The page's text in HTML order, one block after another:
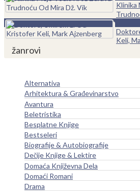
Klinika
Keli,
žanrovi
Alternativa
Arhitektura & Građevinarstvo
Avantura
Beletristika
Besplatne Knjige
Bestseleri
Biografije & Autobiografije
Dečije Knjige & Lektire
Domaća Književna Dela
Domaći Romani
Drama